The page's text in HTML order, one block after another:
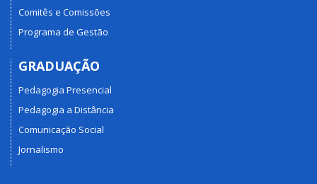
Comitês e Comissões
Programa de Gestão
GRADUAÇÃO
Pedagogia Presencial
Pedagogia a Distância
Comunicação Social
Jornalismo